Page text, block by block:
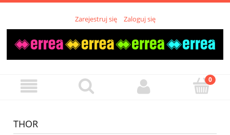
Zarejestruj się Zaloguj się
THOR